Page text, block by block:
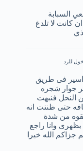
السبابة
كانت لا تلدغ
للرد
اسير فى طريق
جوار شجره
النحل فنبهت
حتى ظننت انه
من شدة
بظهرى وانا راجع
الله خيرا